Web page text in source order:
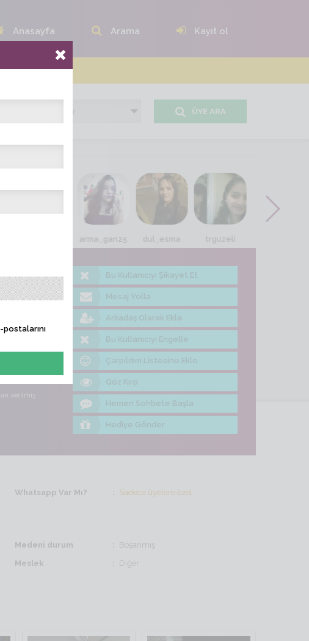
Anasayfa Arama Kayıt ol
ÜYE ARA
arma_gan25 dul_esma trguzeli
Albüme Bak
verilmiş
Bu Kullanıcıyı Şikayet Et
Mesaj Yolla
Arkadaş Olarak Ekle
Bu Kullanıcıyı Engelle
Çarpıldım Listesine Ekle
Göz Kırp
Hemen Sohbete Başla
Hediye Gönder
Whatsapp Var Mı? Sadece üyelere özel
Medeni durum
Boşanmış
Meslek
Diğer